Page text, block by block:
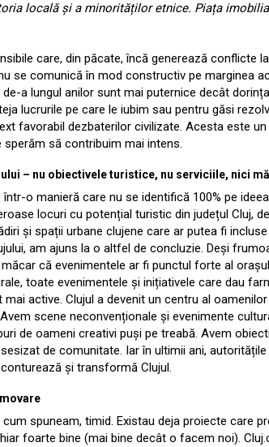
locală și a minorităților etnice. Piața
care, din păcate, încă generează conflicte
se comunică în mod constructiv pe marginea
a lungul anilor sunt mai puternice decât
lucrurile pe care le iubim sau pentru găsi
favorabil dezbaterilor civilizate. Acesta este
să contribuim mai intens.
– nu obiectivele turistice, nu serviciile, nici
o manieră care nu se identifică 100% pe
locuri cu potențial turistic din județul Cluj,
și spații urbane clujene care ar putea fi
am ajuns la o altfel de concluzie. Deși
că evenimentele ar fi punctul forte al
toate evenimentele și inițiativele care dau
active. Clujul a devenit un centru al
scene neconvenționale și evenimente
de oameni creativi puși pe treabă. Avem
de comunitate. Iar în ultimii ani,
și transformă Clujul.
spuneam, timid. Existau deja proiecte care
foarte bine (mai bine decât o facem noi).